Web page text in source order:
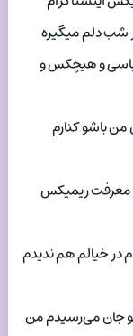
شب دلم میگیره
و هیچکس و
من باشو کنارم
معرفت ریمیکس
در خیالم هم ندیدم
جان می‌رسیدم من